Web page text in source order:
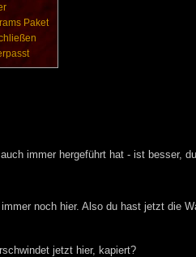
Paket
immer hergeführt hat - ist besser,
noch hier. Also du hast jetzt die
jetzt hier, kapiert?